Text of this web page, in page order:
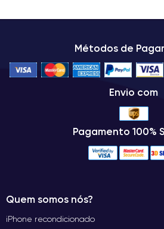
Métodos de
Envio com
Pagamento 100%
Quem somos nós?
iPhone recondicionado